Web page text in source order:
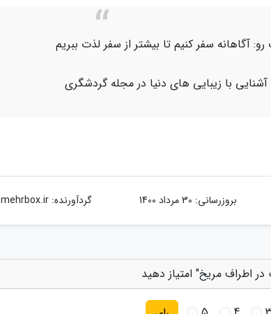
آگاهانه سفر کنیم تا بیشتر از سفر لذت ببریم
آشنایی با زیبایی های دنیا در مجله گردشگری
بروزرسانی: 30 مرداد 1400 گردآورنده:mehrbox.ir
اطراف مریخ" امتیاز دهید